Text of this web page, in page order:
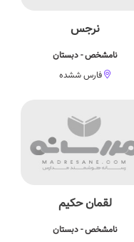
نرجس
نامشخص - دبستان
فارس ششده
لقمان حکیم
نامشخص - دبستان